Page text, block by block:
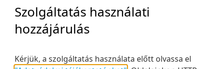
Szolgáltatás használati
hozzájárulás
Kérjük, a szolgáltatás használata előtt olvassa el